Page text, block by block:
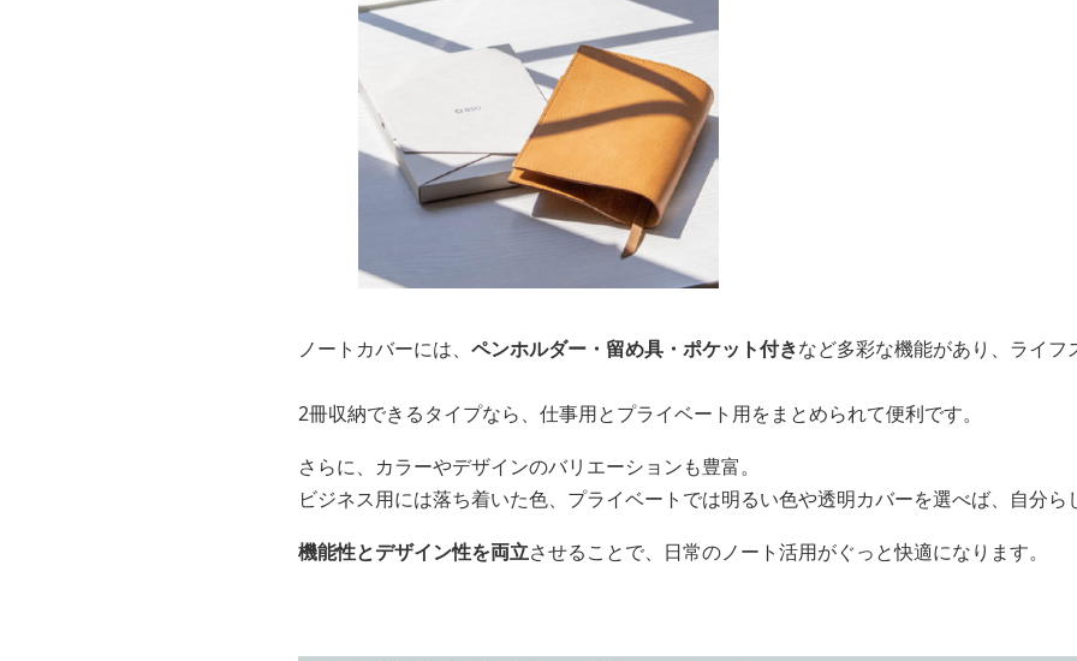
ノートカバーには、 ペンホルダー・留め具・ポケット付きなど多彩な機能があり、ライフ
2冊収納できるタイプなら、仕事用とプライベート用をまとめられて便利です。
さらに、カラーやデザインのバリエーションも豊富。
ビジネス用には落ち着いた色、プライベートでは明るい色や透明カバーを選べば、自分ら
機能性とデザイン性を両立させることで、日常のノート活用がぐっと快適になります。